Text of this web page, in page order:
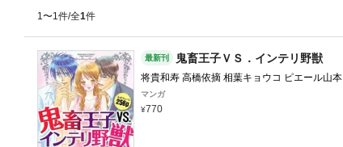
1〜1件/全1件
最新刊 鬼畜王子ＶＳ．インテリ野獣
将貴和寿 高橋依摘 相葉キョウコ ピエール山本
ほり恵利織 伊勢崎ゆず 青山りさ 美波はるこ
マンガ
770